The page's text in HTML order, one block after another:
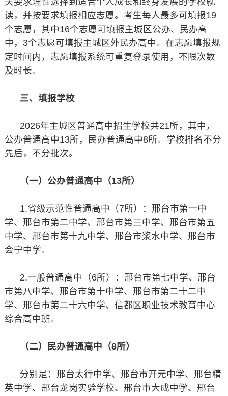
读，并按要求填报相应志愿。考生每人最多可填报19
个志愿，其中16个志愿可填报主城区公办、民办高
中，3个志愿可填报主城区外民办高中。在志愿填报规
定时间内，志愿填报系统可重复登录使用，不限次数
及时长。
三、填报学校
2026年主城区普通高中招生学校共21所，其中，
公办普通高中13所，民办普通高中8所。学校排名不分
先后，不分批次。
（一）公办普通高中（13所）
1.省级示范性普通高中（7所）：邢台市第一中
学、邢台市第二中学、邢台市第三中学、邢台市第五
中学、邢台市第十九中学、邢台市浆水中学、邢台市
会宁中学。
2.一般普通高中（6所）：邢台市第七中学、邢台
市第八中学、邢台市第十中学、邢台市第二十二中
学、邢台市第二十六中学、信都区职业技术教育中心
综合高中班。
（二）民办普通高中（8所）
分别是：邢台太行中学、邢台市开元中学、邢台精
英中学、邢台龙岗实验学校、邢台市大成中学、邢台